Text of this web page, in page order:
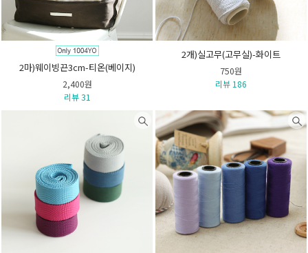
2마)웨이빙끈3cm-티온(베이지)
2,400원
리뷰 31
2개)실고무(고무실)-화이트
750원
리뷰 186